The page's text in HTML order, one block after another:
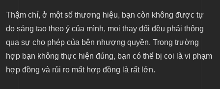
Thậm chí, ở một số thương hiệu, bạn còn không được tự
do sáng tạo theo ý của mình, mọi thay đổi đều phải thông
qua sự cho phép của bên nhượng quyền. Trong trường
hợp bạn không thực hiện đúng, bạn có thể bị coi là vi phạm
hợp đồng và rủi ro mất hợp đồng là rất lớn.